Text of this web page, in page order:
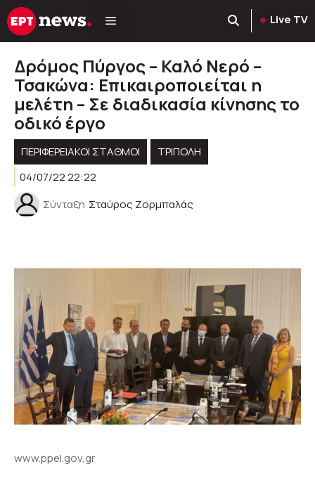
Μετάβαση
σε
Live TV
Δρόμος Πύργος – Καλό Νερό –
Τσακώνα: Επικαιροποιείται η
μελέτη – Σε διαδικασία κίνησης το
οδικό έργο
ΠΕΡΙΦΕΡΕΙΑΚΟΊ ΣΤΑΘΜΟΊ
ΤΡΙΠΟΛΗ
04/07/22 22:22
Σύνταξη Σταύρος Ζορμπαλάς
www.ppel.gov,gr